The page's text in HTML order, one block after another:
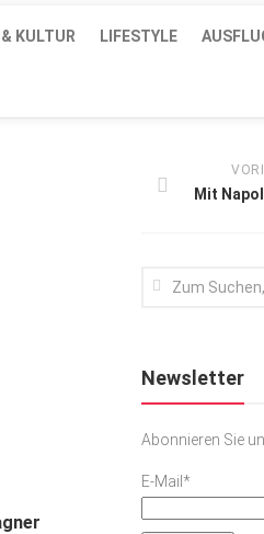
KULTUR LIFESTYLE
Mit
Newsletter
Abonnieren Sie
E-Mail*